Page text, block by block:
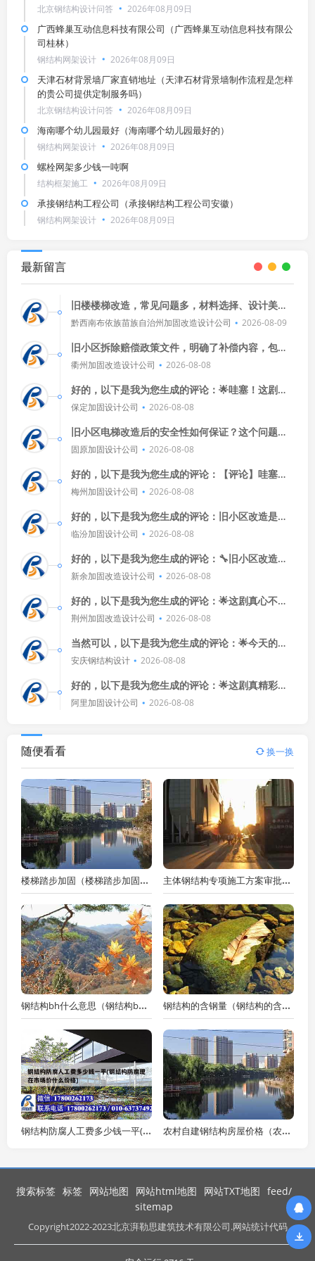
北京钢结构设计问答 2026年08月09日
广西蜂巢互动信息科技有限公司（广西蜂巢互动信息科技有限公
司桂林）
钢结构网架设计 2026年08月09日
天津石材背景墙厂家直销地址（天津石材背景墙制作流程是怎样
的贵公司提供定制服务吗）
北京钢结构设计问答 2026年08月09日
海南哪个幼儿园最好（海南哪个幼儿园最好的）
钢结构网架设计 2026年08月09日
螺栓网架多少钱一吨啊
结构框架施工 2026年08月09日
承接钢结构工程公司（承接钢结构工程公司安徽）
钢结构网架设计 2026年08月09日
最新留言
旧楼楼梯改造，常见问题多，材料选择、设计美
观、安全稳固，都是关键，施工细节要关注，比如
黔西南布依族苗族自治州加固改造设计公司 2026-08-09
旧小区拆除赔偿政策文件，明确了补偿内容，包括
房屋、土地、装修等各方面的赔偿，让居民心里有
衢州加固改造设计公司 2026-08-08
好的，以下是我为您生成的评论：🌟哇塞！这剧太
精彩了，演员们演得太棒了，剧情也超级吸引人。
保定加固设计公司 2026-08-08
旧小区电梯改造后的安全性如何保证？这个问题挺
让人关心的，改造后的电梯，安全性肯定是有保障
固原加固设计公司 2026-08-08
好的，以下是我为您生成的评论：【评论】哇塞！
这剧太精彩了，看得我热血沸腾！演员们演技在
梅州加固设计公司 2026-08-08
好的，以下是我为您生成的评论：旧小区改造是个
大工程，涉及方方面面，居民意见得重视，比如加
临汾加固设计公司 2026-08-08
好的，以下是我为您生成的评论：🔧旧小区改造工
作开始了！🏗️准备充分是关键，得确保施工队伍有
新余加固改造设计公司 2026-08-08
好的，以下是我为您生成的评论：🌟这剧真心不
错！演员演技在线，剧情紧凑刺激，看得我热血沸
荆州加固改造设计公司 2026-08-08
当然可以，以下是我为您生成的评论：🌟今天的比
赛真是精彩绝伦！🎯球迷们的热情高涨，球员们也
安庆钢结构设计 2026-08-08
好的，以下是我为您生成的评论：🌟这剧真精彩！
演员演技炸裂，剧情扣人心弦，看得我热血沸腾！
阿里加固设计公司 2026-08-08
随便看看 换一换
楼梯踏步加固（楼梯踏步加固的几种方法） 主体钢结构专项施工方案审批（钢结构专项施工方案由谁审批）
钢结构bh什么意思（钢结构bh是啥意思） 钢结构的含钢量（钢结构的含钢量怎么计算）
钢结构防腐人工费多少钱一平(钢结构防腐现在市场价什么价格) 农村自建钢结构房屋价格（农村自建钢结构房屋价格多少）
搜索标签 标签 网站地图 网站html地图 网站TXT地图 feed/
sitemap
Copyright2022-2023北京湃勒思建筑技术有限公司.网站统计代码